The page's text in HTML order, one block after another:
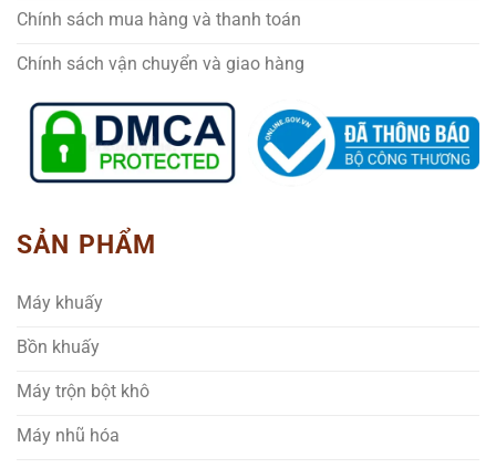
Chính sách mua hàng và thanh toán
Chính sách vận chuyển và giao hàng
SẢN PHẨM
Máy khuấy
Bồn khuấy
Máy trộn bột khô
Máy nhũ hóa